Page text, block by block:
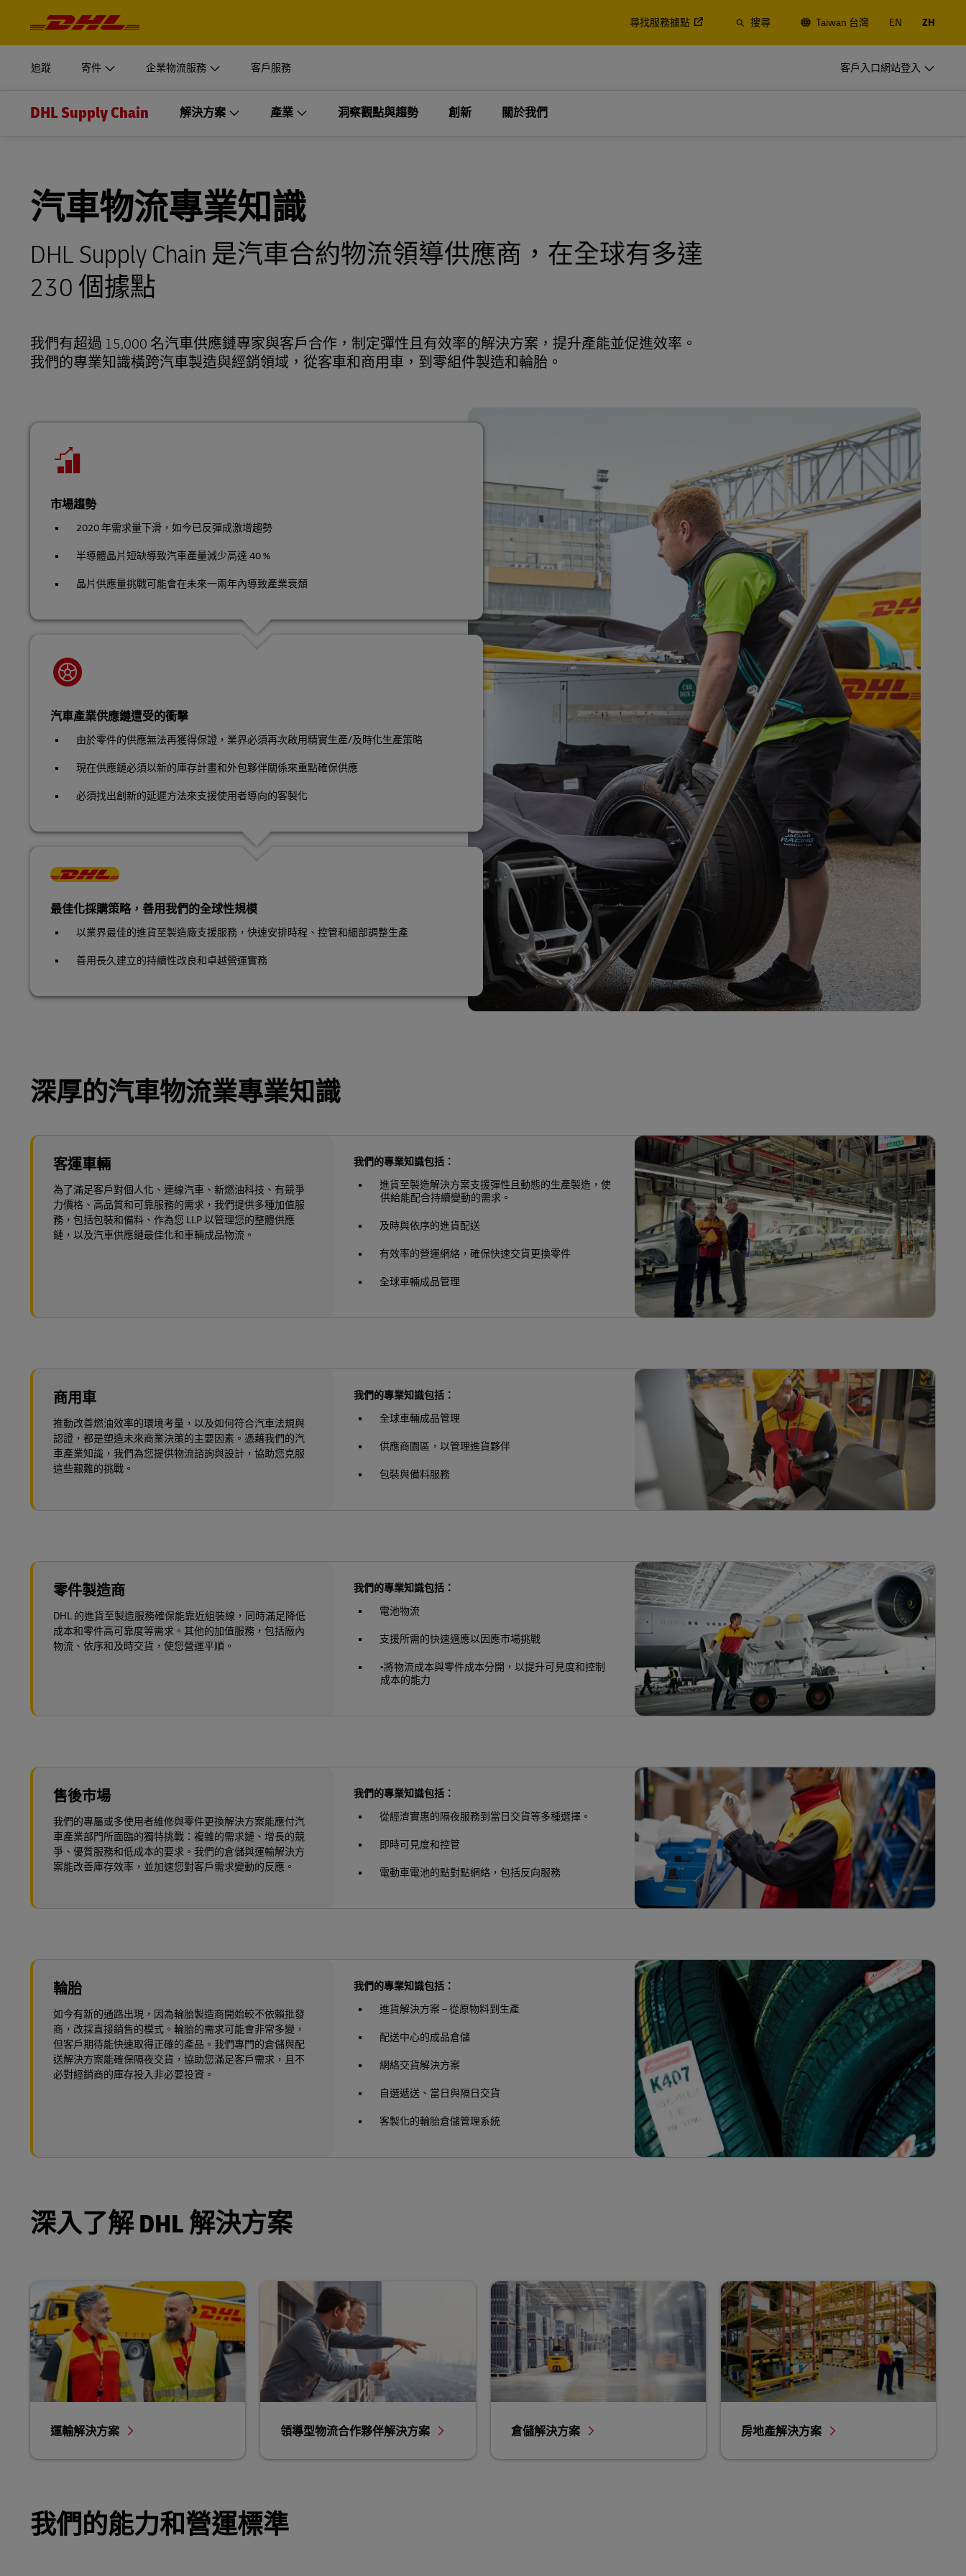
尋找服務據點 搜尋 Taiwan 台灣 EN ZH
追蹤 寄件
開始運送
立即寄件
深入瞭解
瞭解 DHL Express 的寄件選項
企業物流服務
企業物流服務
探索 DHL Supply Chain
客戶服務 客戶入口網站登入
登入
myDHLi
MySupplyChain
MyGTS
LifeTrack
開始運送
取得報價
瞭解 DHL Express 的寄件選項
DHL Global Forwarding 的空運與海
企業物流服務
登入
DHL Express Commerce Solution
MyGTS
DHL SameDay
LifeTrack
DHL Supply Chain 解決方案
倉儲解決方案
運輸解決方案
房地產解決方案
包裝解決方案
備件物流
臨床試驗物流
退貨與循環
產業
汽車
消費性產品
能源、化學、工程與製造
生命科學與醫療保健
科技
洞察觀點與趨勢 創新 關於我們
汽車物流專業知識
DHL Supply Chain 是汽車合約物流領導供應商，在全球有多達
230 個據點
我們有超過 15,000 名汽車供應鏈專家與客戶合作，制定彈性且有效率的解決方案，提升產能並促進效率。
我們的專業知識橫跨汽車製造與經銷領域，從客車和商用車，到零組件製造和輪胎。
市場趨勢
2020 年需求量下滑，如今已反彈成激增趨勢
半導體晶片短缺導致汽車產量減少高達 40 %
晶片供應量挑戰可能會在未來一兩年內導致產業衰頹
汽車產業供應鏈遭受的衝擊
由於零件的供應無法再獲得保證，業界必須再次啟用精實生產/及時化生產策略
現在供應鏈必須以新的庫存計畫和外包夥伴關係來重點確保供應
必須找出創新的延遲方法來支援使用者導向的客製化
最佳化採購策略，善用我們的全球性規模
以業界最佳的進貨至製造廠支援服務，快速安排時程、控管和細部調整生產
善用長久建立的持續性改良和卓越營運實務
深厚的汽車物流業專業知識
客運車輛
為了滿足客戶對個人化、連線汽車、新燃油科技、有競爭
力價格、高品質和可靠服務的需求，我們提供多種加值服
務，包括包裝和備料、作為您 LLP 以管理您的整體供應
鏈，以及汽車供應鏈最佳化和車輛成品物流。
我們的專業知識包括：
進貨至製造解決方案支援彈性且動態的生產製造，使
供給能配合持續變動的需求。
及時與依序的進貨配送
有效率的營運網絡，確保快速交貨更換零件
全球車輛成品管理
商用車
推動改善燃油效率的環境考量，以及如何符合汽車法規與
認證，都是塑造未來商業決策的主要因素。憑藉我們的汽
車產業知識，我們為您提供物流諮詢與設計，協助您克服
這些艱難的挑戰。
我們的專業知識包括：
全球車輛成品管理
供應商園區，以管理進貨夥伴
包裝與備料服務
零件製造商
DHL 的進貨至製造服務確保能靠近組裝線，同時滿足降低
成本和零件高可靠度等需求。其他的加值服務，包括廠內
物流、依序和及時交貨，使您營運平順。
我們的專業知識包括：
電池物流
支援所需的快速適應以因應市場挑戰
•將物流成本與零件成本分開，以提升可見度和控制
成本的能力
售後市場
我們的專屬或多使用者維修與零件更換解決方案能應付汽
車產業部門所面臨的獨特挑戰：複雜的需求鏈、增長的競
爭、優質服務和低成本的要求。我們的倉儲與運輸解決方
案能改善庫存效率，並加速您對客戶需求變動的反應。
我們的專業知識包括：
從經濟實惠的隔夜服務到當日交貨等多種選擇。
即時可見度和控管
電動車電池的點對點網絡，包括反向服務
輪胎
如今有新的通路出現，因為輪胎製造商開始較不依賴批發
商，改採直接銷售的模式。輪胎的需求可能會非常多變，
但客戶期待能快速取得正確的產品。我們專門的倉儲與配
送解決方案能確保隔夜交貨，協助您滿足客戶需求，且不
必對經銷商的庫存投入非必要投資。
我們的專業知識包括：
進貨解決方案 – 從原物料到生產
配送中心的成品倉儲
網絡交貨解決方案
自選遞送、當日與隔日交貨
客製化的輪胎倉儲管理系統
深入了解 DHL 解決方案
運輸解決方案 領導型物流合作夥伴解決方案 倉儲解決方案 房地產解決方案
我們的能力和營運標準